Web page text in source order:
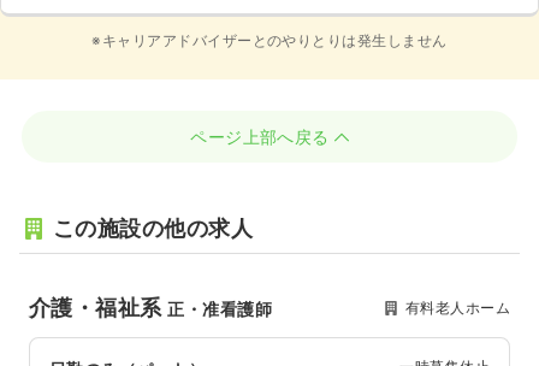
※キャリアアドバイザーとのやりとりは発生しません
ページ上部へ戻る
この施設の他の求人
介護・福祉系正・准看護師 有料老人ホーム